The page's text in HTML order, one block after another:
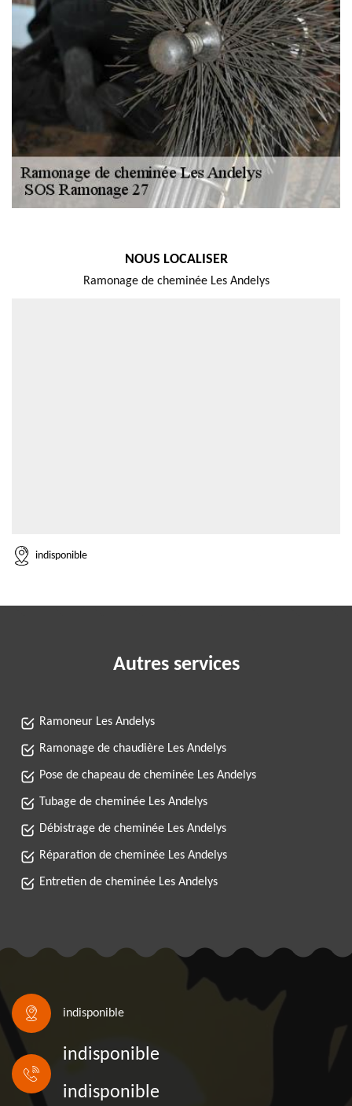
NOUS LOCALISER
Ramonage de cheminée Les Andelys
indisponible
Autres services
Ramoneur Les Andelys
Ramonage de chaudière Les Andelys
Pose de chapeau de cheminée Les Andelys
Tubage de cheminée Les Andelys
Débistrage de cheminée Les Andelys
Réparation de cheminée Les Andelys
Entretien de cheminée Les Andelys
indisponible
indisponible
indisponible